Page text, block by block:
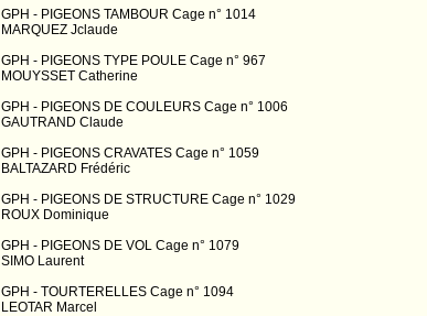
GPH - PIGEONS TAMBOUR Cage n° 1014
MARQUEZ Jclaude
GPH - PIGEONS TYPE POULE Cage n° 967
MOUYSSET Catherine
GPH - PIGEONS DE COULEURS Cage n° 1006
GAUTRAND Claude
GPH - PIGEONS CRAVATES Cage n° 1059
BALTAZARD Frédéric
GPH - PIGEONS DE STRUCTURE Cage n° 1029
ROUX Dominique
GPH - PIGEONS DE VOL Cage n° 1079
SIMO Laurent
GPH - TOURTERELLES Cage n° 1094
LEOTAR Marcel